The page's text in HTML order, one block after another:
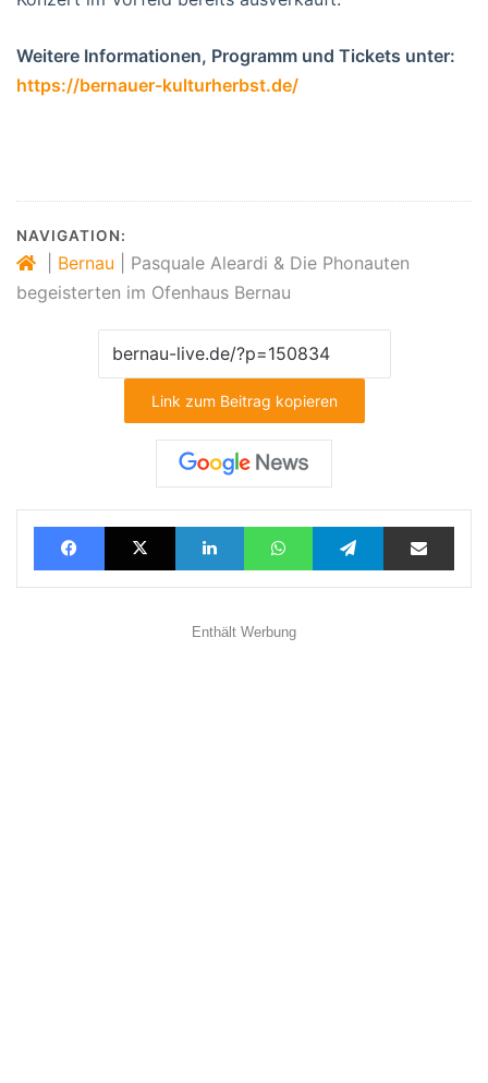
Weitere Informationen, Programm und Tickets unter:
https://bernauer-kulturherbst.de/
NAVIGATION:
Bernau
Pasquale Aleardi & Die Phonauten
begeisterten im Ofenhaus Bernau
Link zum Beitrag kopieren
FacebookX LinkedInWhatsAppTelegramTeilen via E-Mail
Enthält Werbung